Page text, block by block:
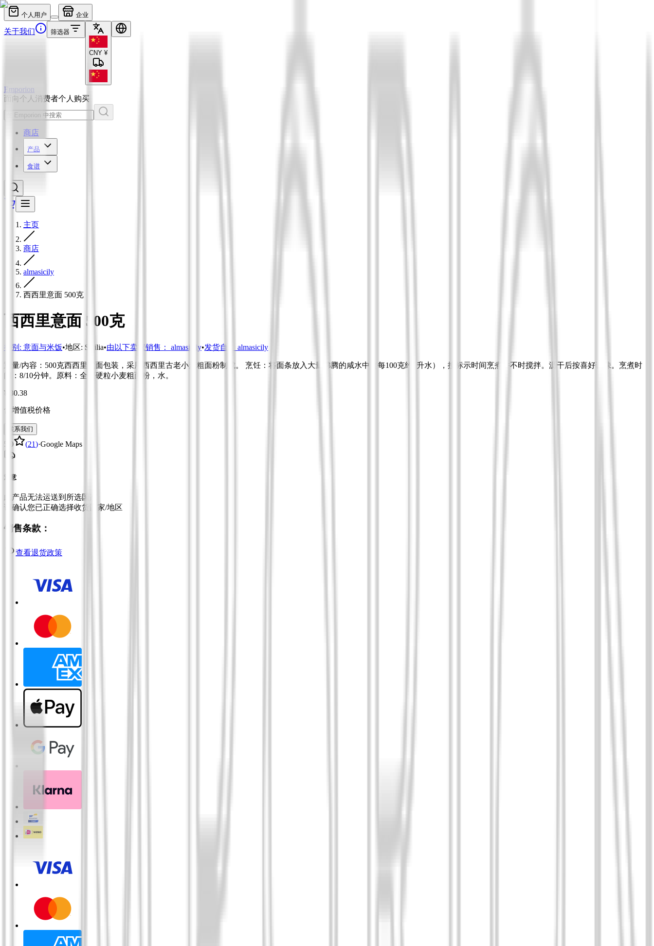
个人用户 企业
关于我们 筛选器
CNY ¥
Emporion
面向个人消费者个人购买
商店
产品
食谱
主页
商店
almasicily
西西里意面 500克
西西里意面 500克
类别 : 意面与米饭•地区: Sicilia•由以下卖家销售： almasicily•发货自： almasicily
重量/内容：500克西西里意面包装，采用西西里古老小麦粗面粉制成。 烹饪：将面条放入大量沸腾的咸水中（每100克约1升水），按标示时间烹煮并不时搅拌。沥干后按喜好调味。烹煮时
间：8/10分钟。原料：全麦硬粒小麦粗面粉，水。
¥ 30.38
含增值税价格
联系我们
5.0 (21)·Google Maps
注意
此产品无法运送到所选国家
请确认您已正确选择收货国家/地区
销售条款：
查看退货政策